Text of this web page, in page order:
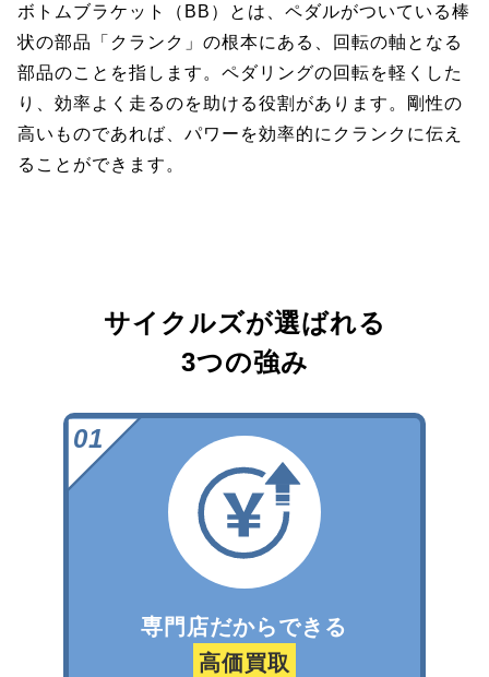
ボトムブラケット（BB）とは、ペダルがついている棒
状の部品「クランク」の根本にある、回転の軸となる
部品のことを指します。ペダリングの回転を軽くした
り、効率よく走るのを助ける役割があります。剛性の
高いものであれば、パワーを効率的にクランクに伝え
ることができます。
サイクルズが選ばれる
3つの強み
専門店だからできる
高価買取